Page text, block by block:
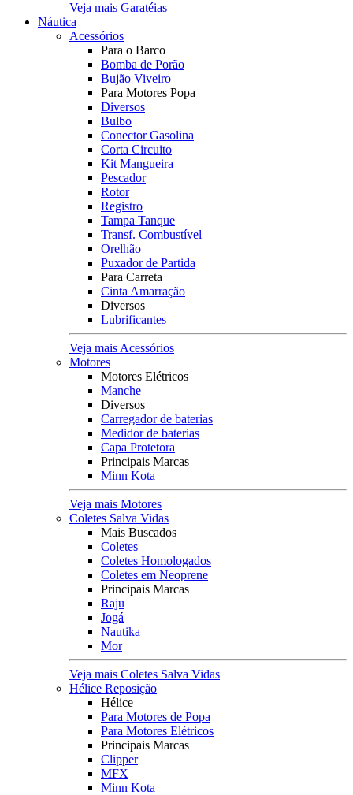
Veja mais Garatéias
Náutica
Acessórios
Para o Barco
Bomba de Porão
Bujão Viveiro
Para Motores Popa
Diversos
Bulbo
Conector Gasolina
Corta Circuito
Kit Mangueira
Pescador
Rotor
Registro
Tampa Tanque
Transf. Combustível
Orelhão
Puxador de Partida
Para Carreta
Cinta Amarração
Diversos
Lubrificantes
Veja mais Acessórios
Motores
Motores Elétricos
Manche
Diversos
Carregador de baterias
Medidor de baterias
Capa Protetora
Principais Marcas
Minn Kota
Veja mais Motores
Coletes Salva Vidas
Mais Buscados
Coletes
Coletes Homologados
Coletes em Neoprene
Principais Marcas
Raju
Jogá
Nautika
Mor
Veja mais Coletes Salva Vidas
Hélice Reposição
Hélice
Para Motores de Popa
Para Motores Elétricos
Principais Marcas
Clipper
MFX
Minn Kota